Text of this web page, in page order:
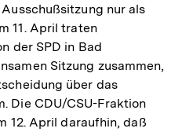
nur als
11. April traten
der SPD in Bad
Sitzung zusammen,
über das
Die CDU/CSU-Fraktion
12. April daraufhin, daß